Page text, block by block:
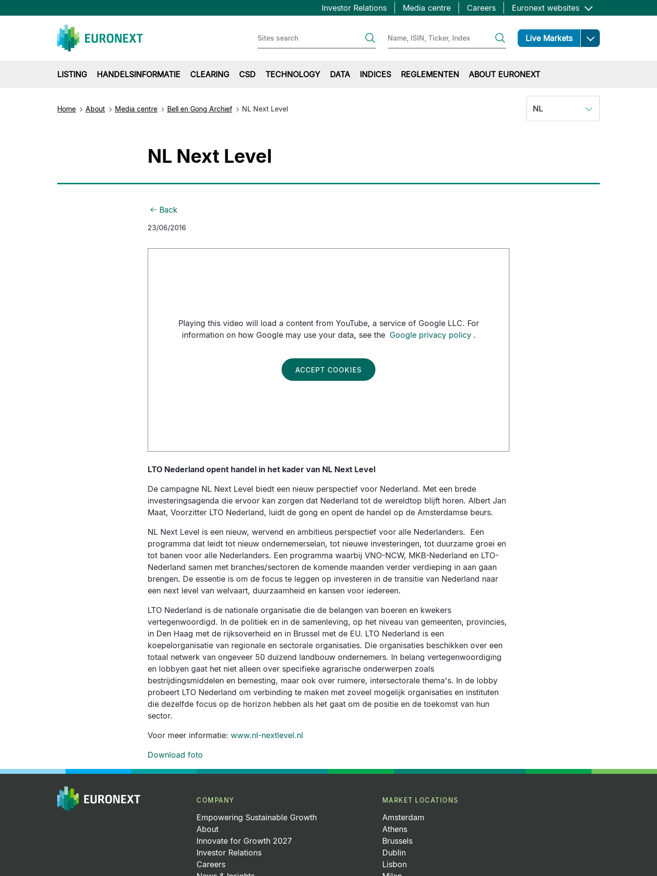
Overslaan
en
Topbar
Investor Relations Media centre Careers Euronext websites
Live Markets Open
LISTING HANDELSINFORMATIE CLEARING CSD TECHNOLOGY DATA INDICES REGLEMENTEN ABOUT EURONEXT
Home About Media centre Bell en Gong Archief NL Next Level NL
NL Next Level
Back
23/06/2016
Playing this video will load a content from YouTube, a service of Google LLC. For
information on how Google may use your data, see the Google privacy policy .
ACCEPT COOKIES
LTO Nederland opent handel in het kader van NL Next Level
De campagne NL Next Level biedt een nieuw perspectief voor Nederland. Met een brede
investeringsagenda die ervoor kan zorgen dat Nederland tot de wereldtop blijft horen. Albert Jan
Maat, Voorzitter LTO Nederland, luidt de gong en opent de handel op de Amsterdamse beurs.
NL Next Level is een nieuw, wervend en ambitieus perspectief voor alle Nederlanders. Een
programma dat leidt tot nieuw ondernemerselan, tot nieuwe investeringen, tot duurzame groei en
tot banen voor alle Nederlanders. Een programma waarbij VNO-NCW, MKB-Nederland en LTO-
Nederland samen met branches/sectoren de komende maanden verder verdieping in aan gaan
brengen. De essentie is om de focus te leggen op investeren in de transitie van Nederland naar
een next level van welvaart, duurzaamheid en kansen voor iedereen.
LTO Nederland is de nationale organisatie die de belangen van boeren en kwekers
vertegenwoordigd. In de politiek en in de samenleving, op het niveau van gemeenten, provincies,
in Den Haag met de rijksoverheid en in Brussel met de EU. LTO Nederland is een
koepelorganisatie van regionale en sectorale organisaties. Die organisaties beschikken over een
totaal netwerk van ongeveer 50 duizend landbouw ondernemers. In belang vertegenwoordiging
en lobbyen gaat het niet alleen over specifieke agrarische onderwerpen zoals
bestrijdingsmiddelen en bemesting, maar ook over ruimere, intersectorale thema's. In de lobby
probeert LTO Nederland om verbinding te maken met zoveel mogelijk organisaties en instituten
die dezelfde focus op de horizon hebben als het gaat om de positie en de toekomst van hun
sector.
Voor meer informatie: www.nl-nextlevel.nl
Download foto
COMPANY
Empowering Sustainable Growth
About
Innovate for Growth 2027
Investor Relations
Careers
MARKET LOCATIONS
Amsterdam
Athens
Brussels
Dublin
Lisbon